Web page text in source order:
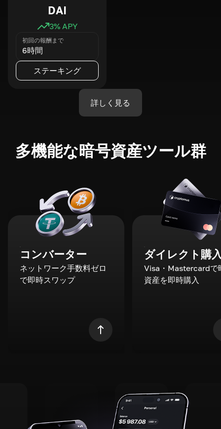
DAI
3% APY
初回の報酬まで
6時間
ステーキング
詳しく見る
多機能な暗号資産ツール群
コンバーター
ネットワーク手数料ゼロ
で即時スワップ
ダイレクト購
Visa・Mastercardで
資産を即時購入